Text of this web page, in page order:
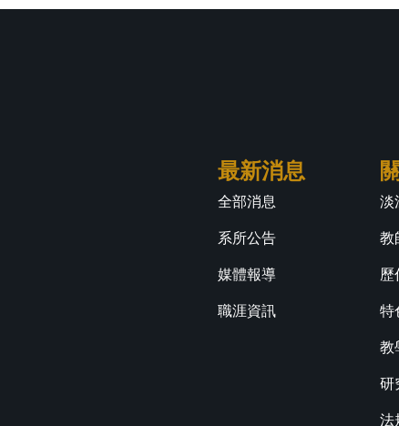
最新消息
全部消息
系所公告
媒體報導
職涯資訊
淡
教
歷
特
教
研
法